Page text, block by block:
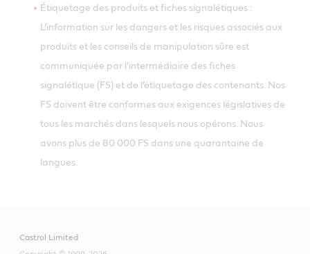
Étiquetage des produits et fiches signalétiques :
L’information sur les dangers et les risques associés aux
produits et les conseils de manipulation sûre est
communiquée par l’intermédiaire des fiches
signalétique (FS) et de l’étiquetage des contenants. Nos
FS doivent être conformes aux exigences législatives de
tous les marchés dans lesquels nous opérons. Nous
avons plus de 80 000 FS dans une quarantaine de
langues.
Castrol Limited